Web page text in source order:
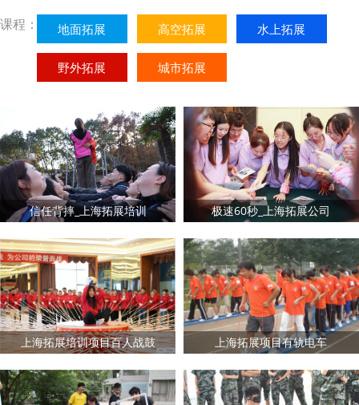
课程： 地面拓展 高空拓展 水上拓展
野外拓展 城市拓展
信任背摔_上海拓展培训 极速60秒_上海拓展公司
上海拓展培训项目百人战鼓 上海拓展项目有轨电车